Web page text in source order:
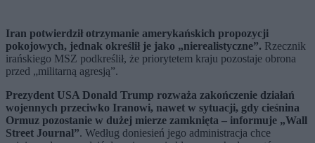
Iran potwierdził otrzymanie amerykańskich propozycji
pokojowych, jednak określił je jako „nierealistyczne”. Rzecznik
irańskiego MSZ podkreślił, że priorytetem kraju pozostaje obrona
przed „militarną agresją”.
Prezydent USA Donald Trump rozważa zakończenie działań
wojennych przeciwko Iranowi, nawet w sytuacji, gdy cieśnina
Ormuz pozostanie w dużej mierze zamknięta – informuje „Wall
Street Journal”. Według doniesień jego administracja chce